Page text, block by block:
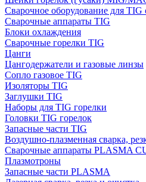
Сварочное оборудование для TIG
Сварочные аппараты TIG
Блоки охлаждения
Сварочные горелки TIG
Цанги
Цангодержатели и газовые линзы
Сопло газовое TIG
Изоляторы TIG
Заглушки TIG
Наборы для TIG горелки
Головки TIG горелок
Запасные части TIG
Воздушно-плазменная сварка,
Сварочные аппараты PLASMA
Плазмотроны
Запасные части PLASMA